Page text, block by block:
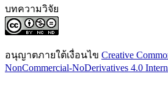
บทความวิจัย
อนุญาตภายใต้เงื่อนไข Creative
NonCommercial-NoDerivatives 4.0